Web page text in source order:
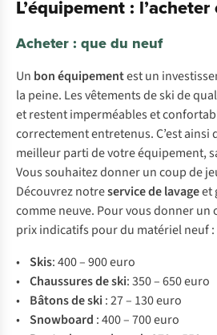
L’équipement :
Acheter : que du neuf
Un bon équipementest un
la peine. Les vêtements de ski de
et restent imperméables et
correctement entretenus. C’est ainsi
meilleur parti de votre équipement,
Vous souhaitez donner un coup de
Découvrez notreservice de lavageet
comme neuve. Pour vous donner un
prix indicatifs pour du matériel neuf :
• Skis: 400 – 900 euro
• Chaussures de ski: 350 – 650 euro
• Bâtons de ski : 27 – 130 euro
• Snowboard : 400 – 700 euro